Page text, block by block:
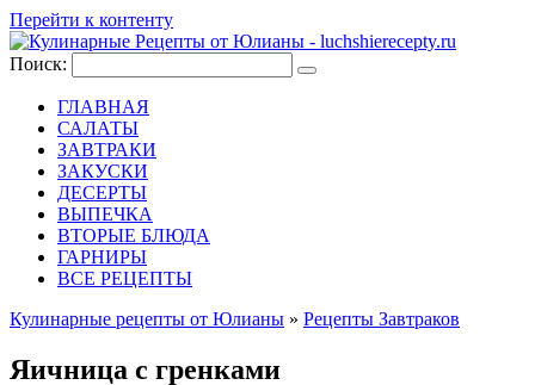
Перейти к контенту
Поиск:
ГЛАВНАЯ
САЛАТЫ
ЗАВТРАКИ
ЗАКУСКИ
ДЕСЕРТЫ
ВЫПЕЧКА
ВТОРЫЕ БЛЮДА
ГАРНИРЫ
ВСЕ РЕЦЕПТЫ
Кулинарные рецепты от Юлианы » Рецепты Завтраков
Яичница с гренками